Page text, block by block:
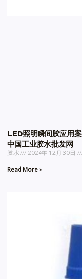
LED照明瞬间胶应用
中国工业胶水批发网
胶水 2024年 12月 30日
Read More »